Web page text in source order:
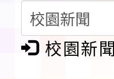
會」之
檢送桃
及師生
115年食
校園新